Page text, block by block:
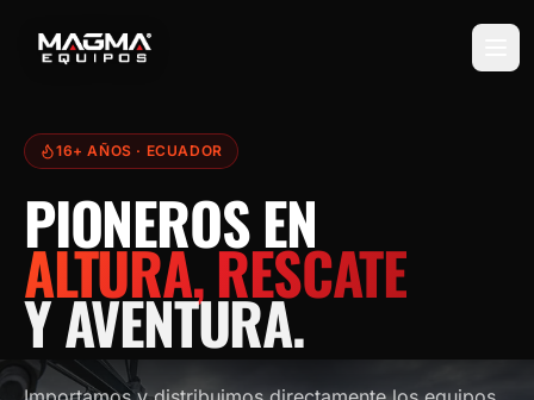
16+ AÑOS · ECUADOR
PIONEROS EN
ALTURA, RESCATE
Y AVENTURA.